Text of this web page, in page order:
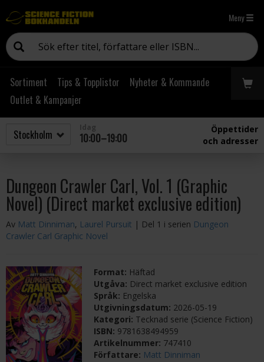
Meny
Sortiment Tips & Topplistor
Nyheter & Kommande
Outlet & Kampanjer
10:00–19:00
Öppettider
och adresser
Dungeon Crawler Carl, Vol. 1 (Graphic
Novel) (Direct market exclusive edition)
Av Matt Dinniman, Laurel Pursuit | Del 1 i serien Dungeon
Crawler Carl Graphic Novel
Format: Häftad
Utgåva: Direct market exclusive edition
Språk: Engelska
Utgivningsdatum: 2026-05-19
Kategori: Tecknad serie (Science Fiction)
ISBN: 9781638494959
Artikelnummer: 747410
Författare: Matt Dinniman